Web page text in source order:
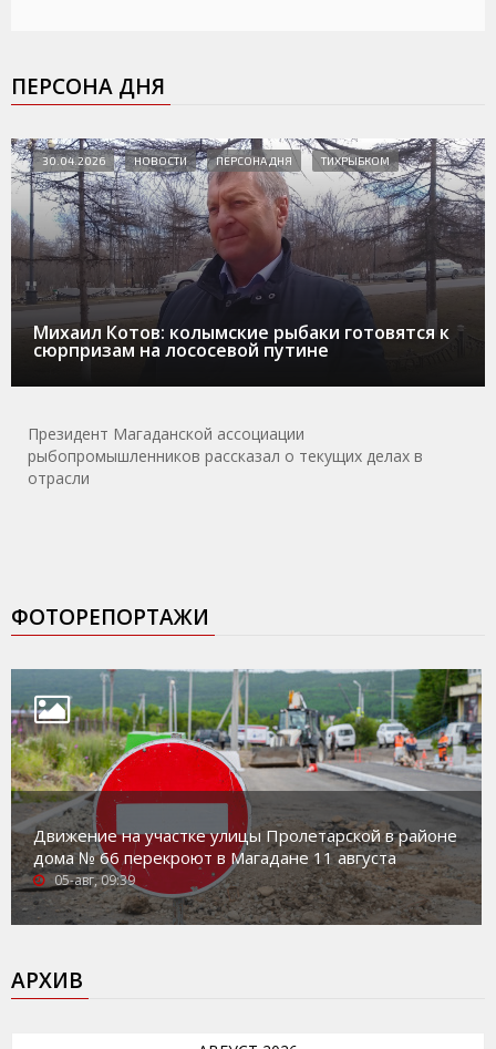
ПЕРСОНА ДНЯ
Михаил Котов: колымские рыбаки готовятся к
сюрпризам на лососевой путине
30.04.2026 НОВОСТИ ПЕРСОНА ДНЯ ТИХРЫБКОМ
Президент Магаданской ассоциации
рыбопромышленников рассказал о текущих делах в
отрасли
ФОТОРЕПОРТАЖИ
Движение на участке улицы Пролетарской в районе
дома № 66 перекроют в Магадане 11 августа
05-авг, 09:39
АРХИВ